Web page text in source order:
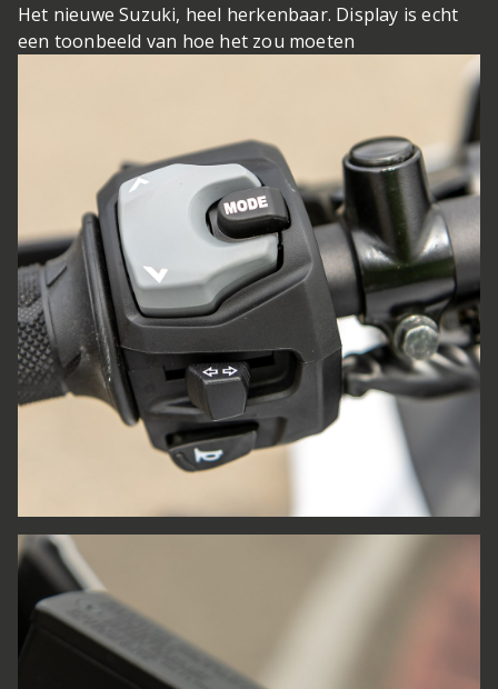
Het nieuwe Suzuki, heel herkenbaar. Display is echt
een toonbeeld van hoe het zou moeten